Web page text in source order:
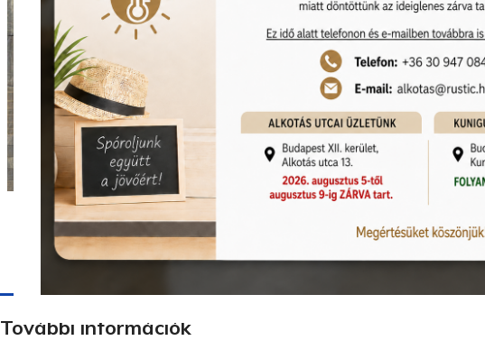
Nagyításhoz kattints ide
További információk